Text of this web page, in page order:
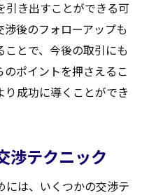
引き出すことができる可
後のフォローアップも
とで、今後の取引にも
ポイントを押さえるこ
り成功に導くことができ
渉テクニック
には、いくつかの交渉テ